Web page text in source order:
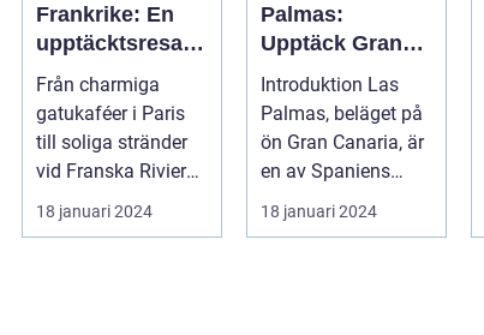
Frankrike: En
upptäcktsresa
av kultur,
historia och god
mat
Från charmiga
gatukaféer i Paris
till soliga stränder
vid Franska Rivieran
Frankrike erbjuder
en må...
18 januari 2024
Palmas:
Upptäck Gran
Canarias pärla
Introduktion Las
Palmas, beläget på
ön Gran Canaria, är
en av Spaniens
mest populära
semesterdestina...
18 januari 2024